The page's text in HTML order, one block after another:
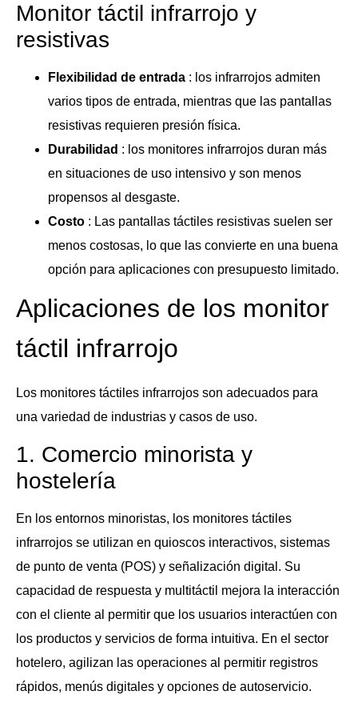
Monitor táctil infrarrojo y
resistivas
Flexibilidad de entrada : los infrarrojos admiten
varios tipos de entrada, mientras que las pantallas
resistivas requieren presión física.
Durabilidad : los monitores infrarrojos duran más
en situaciones de uso intensivo y son menos
propensos al desgaste.
Costo : Las pantallas táctiles resistivas suelen ser
menos costosas, lo que las convierte en una buena
opción para aplicaciones con presupuesto limitado.
Aplicaciones de los monitor
táctil infrarrojo
Los monitores táctiles infrarrojos son adecuados para
una variedad de industrias y casos de uso.
1. Comercio minorista y
hostelería
En los entornos minoristas, los monitores táctiles
infrarrojos se utilizan en quioscos interactivos, sistemas
de punto de venta (POS) y señalización digital. Su
capacidad de respuesta y multitáctil mejora la interacción
con el cliente al permitir que los usuarios interactúen con
los productos y servicios de forma intuitiva. En el sector
hotelero, agilizan las operaciones al permitir registros
rápidos, menús digitales y opciones de autoservicio.